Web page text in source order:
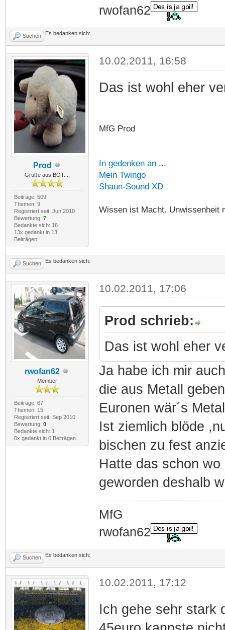
rwofan62
Suchen Es bedanken sich:
Prod
Grüße aus BOT....
Beiträge: 509
Themen: 9
Registriert seit: Jun 2010
Bewertung: 7
Bedankte sich: 16
13x gedankt in 13
Beiträgen
10.02.2011, 16:58
Das ist wohl eher
MfG Prod
In gedenken an ...
Mein Twingo
Shaun-Sound XD
Wissen ist Macht. Unwissenheit
Suchen Es bedanken sich:
rwofan62
Member
Beiträge: 67
Themen: 15
Registriert seit: Sep 2010
Bewertung: 0
Bedankte sich: 1
0x gedankt in 0 Beiträgen
10.02.2011, 17:06
Prod schrieb:
Das ist wohl eher
Ja habe ich mir
die aus Metall
Euronen wär´s
Ist ziemlich blöde
bischen zu fest
Hatte das schon
geworden deshalb
MfG
rwofan62
Suchen Es bedanken sich:
10.02.2011, 17:12
Ich gehe sehr stark